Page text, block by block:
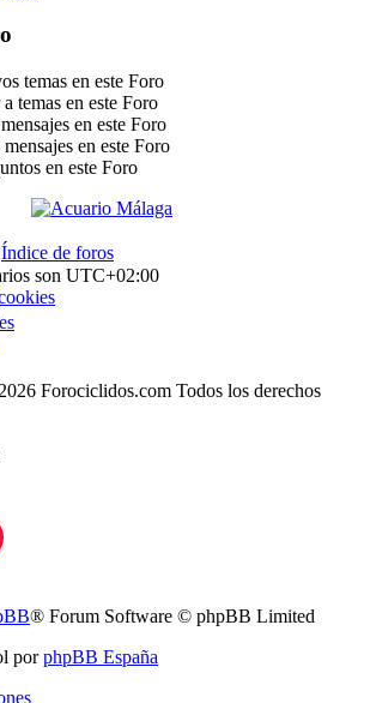
temas en este Foro
temas en este Foro
en este Foro
en este Foro
en este Foro
Índice de foros
son UTC+02:00
Forociclidos.com Todos los derechos
® Forum Software © phpBB Limited
porphpBB España